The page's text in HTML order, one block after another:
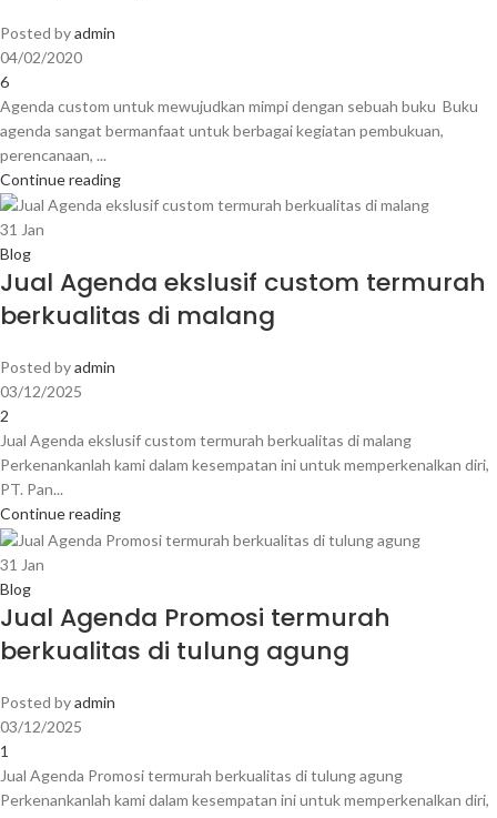
Posted byadmin
04/02/2020
6
Agenda custom untuk mewujudkan mimpi dengan sebuah buku Buku
agenda sangat bermanfaat untuk berbagai kegiatan pembukuan,
perencanaan, ...
Continue reading
31 Jan
Blog
Jual Agenda ekslusif custom termurah
berkualitas di malang
Posted byadmin
03/12/2025
2
Jual Agenda ekslusif custom termurah berkualitas di malang
Perkenankanlah kami dalam kesempatan ini untuk memperkenalkan diri,
PT. Pan...
Continue reading
31 Jan
Blog
Jual Agenda Promosi termurah
berkualitas di tulung agung
Posted byadmin
03/12/2025
1
Jual Agenda Promosi termurah berkualitas di tulung agung
Perkenankanlah kami dalam kesempatan ini untuk memperkenalkan diri,